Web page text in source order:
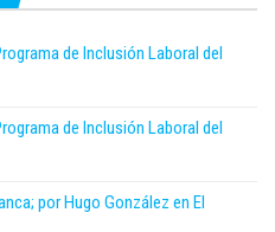
de Inclusión Laboral del
de Inclusión Laboral del
por Hugo González en El